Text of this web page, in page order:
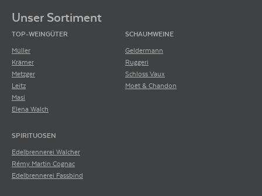
Unser Sortiment
TOP-WEINGÜTER
Müller
Krämer
Metzger
Leitz
Masi
Elena Walch
SCHAUMWEINE
Geldermann
Ruggeri
Schloss Vaux
Moët & Chandon
SPIRITUOSEN
Edelbrennerei Walcher
Rémy Martin Cognac
Edelbrennerei Fassbind